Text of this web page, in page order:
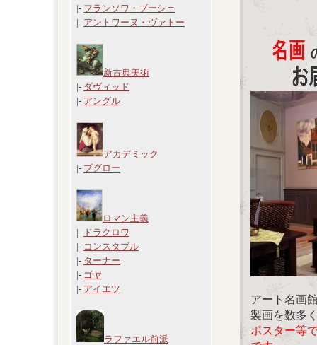
|- フランソワ・ブーシェ
|- アントワーヌ・ヴァトー
新古典美術
|- ダヴィッド
|- アングル
アカデミック
|- ブグロー
ロマン主義
|- ドラクロワ
|- コンスタブル
|- ターナー
|- ゴヤ
|- アイエツ
ラファエル前派
アート名画
製画を数多
ポスター等